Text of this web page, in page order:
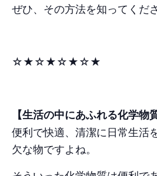
ぜひ、その方法を知ってくだ
☆★☆★☆★☆★
【生活の中にあふれる化学物
便利で快適、清潔に日常生活
欠な物ですよね。